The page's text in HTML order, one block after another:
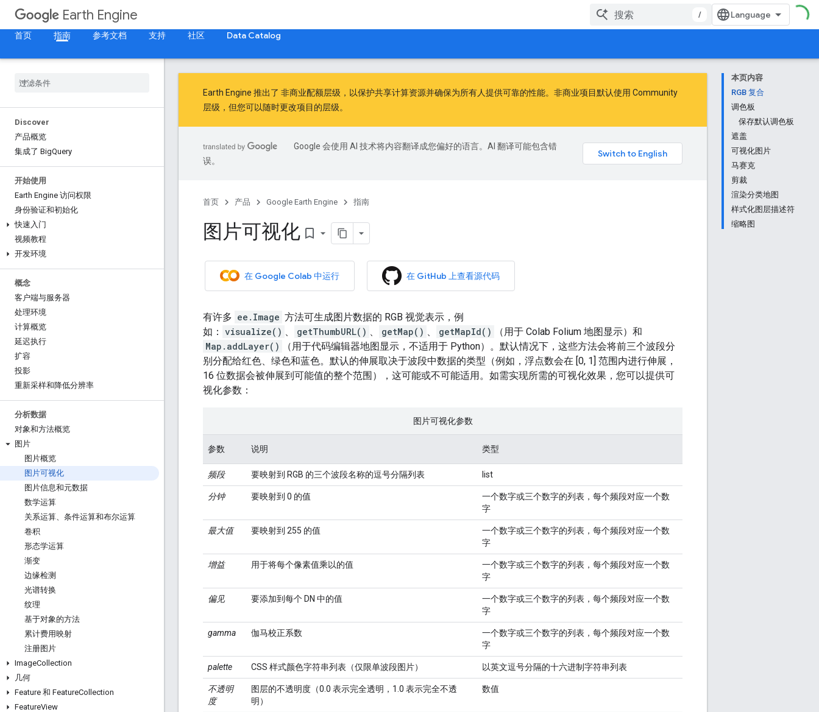
Earth Engine
/
首页
指南 参考文档 支持 社区 Data Catalog
Discover
产品概览
集成了 BigQuery
开始使用
Earth Engine 访问权限
身份验证和初始化
快速入门
视频教程
开发环境
概念
客户端与服务器
处理环境
计算概览
延迟执行
扩容
投影
重新采样和降低分辨率
分析数据
对象和方法概览
图片
图片概览
图片可视化
图片信息和元数据
数学运算
关系运算、条件运算和布尔运算
卷积
形态学运算
渐变
边缘检测
光谱转换
纹理
基于对象的方法
累计费用映射
注册图片
ImageCollection
几何
Feature 和 FeatureCollection
FeatureView
本页内容
RGB 复合
调色板
保存默认调色板
遮盖
可视化图片
马赛克
剪裁
渲染分类地图
样式化图层描述符
缩略图
Earth Engine 推出了 非商业配额层级 ，以保护共享计算资源并确保为所有人提供可靠的性能。非商业项目默认使用 Community
层级，但您可以随时更改项目的层级。
Google 会使用 AI 技术将内容翻译成您偏好的语言。AI 翻译可能包含错
误。
首页 产品 Google Earth Engine 指南
图片可视化 bookmark_border
在 Google Colab 中运行 在 GitHub 上查看源代码
有许多 ee.Image 方法可生成图片数据的 RGB 视觉表示，例
如： visualize() 、 getThumbURL() 、 getMap() 、 getMapId()
（用于 Colab Folium 地图显示）和
Map.addLayer()
（用于代码编辑器地图显示，不适用于 Python）。默认情况下，这些方法会将前三个波段分
别分配给红色、绿色和蓝色。默认的伸展取决于波段中数据的类型（例如，浮点数会在 [0, 1] 范围内进行伸展，
16 位数据会被伸展到可能值的整个范围），这可能或不可能适用。如需实现所需的可视化效果，您可以提供可
视化参数：
图片可视化参数
参数 说明 类型
频段 要映射到 RGB 的三个波段名称的逗号分隔列表 list
分钟 要映射到 0 的值
一个数字或三个数字的列表，每个频段对应一个数
字
最大值 要映射到 255 的值
一个数字或三个数字的列表，每个频段对应一个数
字
增益 用于将每个像素值乘以的值
一个数字或三个数字的列表，每个频段对应一个数
字
偏见 要添加到每个 DN 中的值
一个数字或三个数字的列表，每个频段对应一个数
字
gamma 伽马校正系数
一个数字或三个数字的列表，每个频段对应一个数
字
palette CSS 样式颜色字符串列表（仅限单波段图片） 以英文逗号分隔的十六进制字符串列表
不透明
度
图层的不透明度（0.0 表示完全透明，1.0 表示完全不透
明）
数值